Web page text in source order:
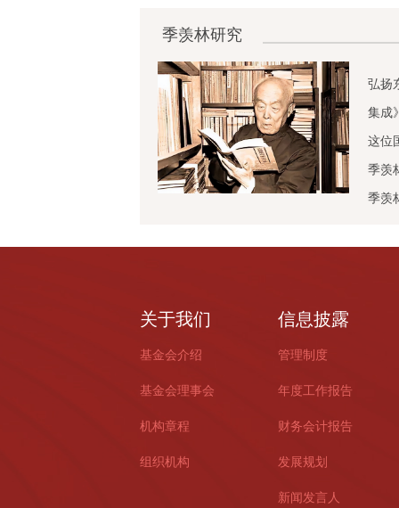
季羡林研究
弘扬
集成
这位
季羡
季羡
关于我们
基金会介绍
基金会理事会
机构章程
组织机构
信息披露
管理制度
年度工作报告
财务会计报告
发展规划
新闻发言人